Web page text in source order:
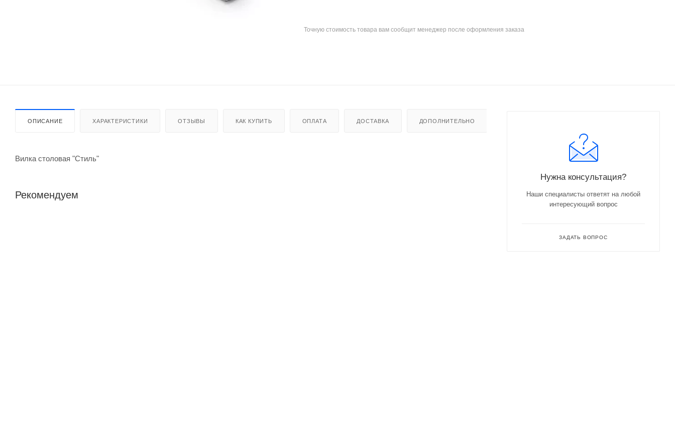
Точную стоимость товара вам сообщит менеджер после оформления заказа
ОПИСАНИЕ ХАРАКТЕРИСТИКИ ОТЗЫВЫ КАК КУПИТЬ ОПЛАТА ДОСТАВКА ДОПОЛНИТЕЛЬНО
Вилка столовая "Стиль"
Рекомендуем
Нужна консультация?
Наши специалисты ответят на любой
интересующий вопрос
ЗАДАТЬ ВОПРОС